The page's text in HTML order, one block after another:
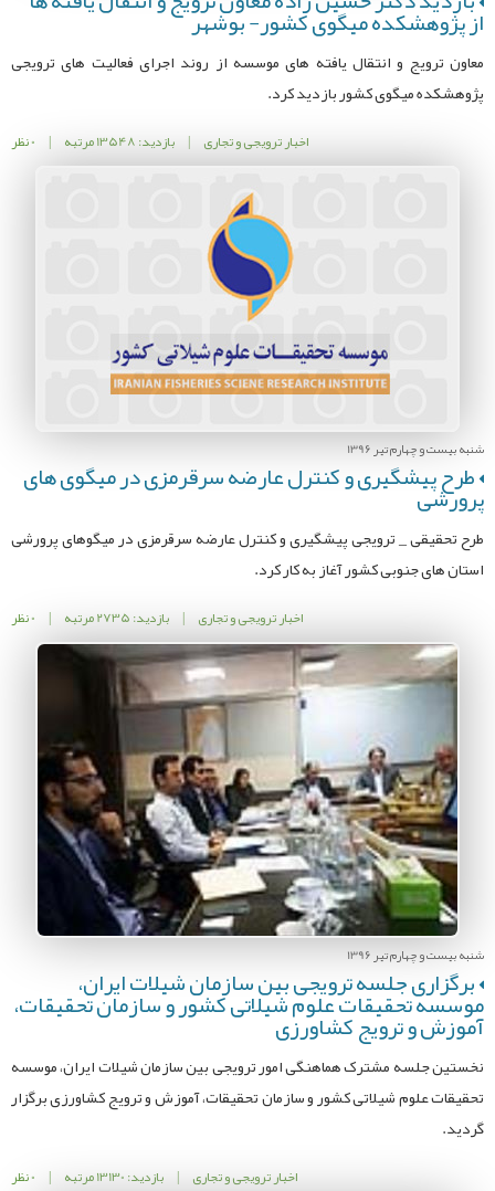
از پژوهشکده میگوی کشور- بوشهر
معاون ترویج و انتقال یافته های موسسه از روند اجرای فعالیت های ترویجی
پژوهشکده میگوی کشور بازدید کرد.
اخبار ترویجی و تجاری | بازدید: 13548 مرتبه | 0 نظر
شنبه بیست و چهارم تیر 1396
طرح پیشگیری و کنترل عارضه سرقرمزی در میگوی های
پرورشی
طرح تحقیقی _ ترویجی پیشگیری و کنترل عارضه سرقرمزی در میگوهای پرورشی
استان های جنوبی کشور آغاز به کار کرد.
اخبار ترویجی و تجاری | بازدید: 2735 مرتبه | 0 نظر
شنبه بیست و چهارم تیر 1396
برگزاری جلسه ترویجی بین سازمان شیلات ایران،
موسسه تحقیقات علوم شیلاتی کشور و سازمان تحقیقات،
آموزش و ترویج کشاورزی
نخستین جلسه مشترک هماهنگی امور ترویجی بین سازمان شیلات ایران، موسسه
تحقیقات علوم شیلاتی کشور و سازمان تحقیقات، آموزش و ترویج کشاورزی برگزار
گردید.
اخبار ترویجی و تجاری | بازدید: 13130 مرتبه | 0 نظر